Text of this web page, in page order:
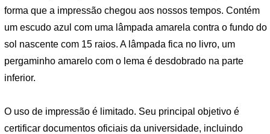
forma que a impressão chegou aos nossos tempos. Contém
um escudo azul com uma lâmpada amarela contra o fundo do
sol nascente com 15 raios. A lâmpada fica no livro, um
pergaminho amarelo com o lema é desdobrado na parte
inferior.
O uso de impressão é limitado. Seu principal objetivo é
certificar documentos oficiais da universidade, incluindo